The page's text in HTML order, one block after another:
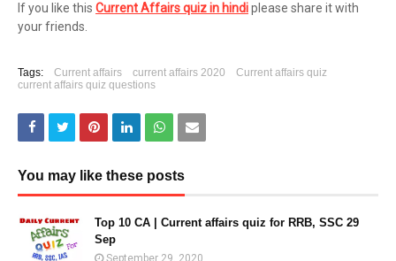
If you like this Current Affairs quiz in hindiplease share it with
your friends.
Tags: Current affairs current affairs 2020
Current affairs quiz
current affairs quiz questions
You may like these posts
Top 10 CA | Current affairs quiz for RRB, SSC 29
Sep
September 29, 2020